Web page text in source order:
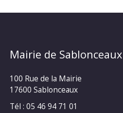
Mairie de Sablonceaux
100 Rue de la Mairie
17600 Sablonceaux
Tél : 05 46 94 71 01